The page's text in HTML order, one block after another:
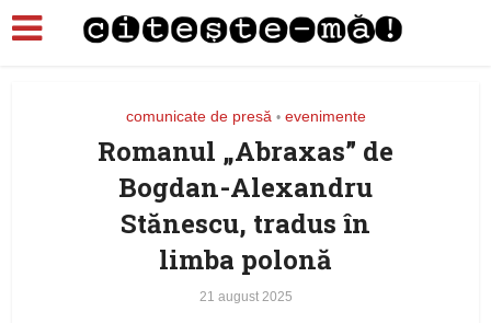
comunicate de presă • evenimente
Romanul „Abraxas” de
Bogdan-Alexandru
Stănescu, tradus în
limba polonă
21 august 2025